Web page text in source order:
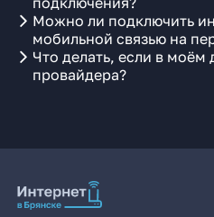
Можно ли подключить
мобильной связью на
Что делать, если в моём
провайдера?